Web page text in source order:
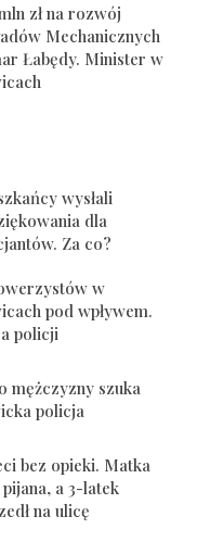
zł na rozwój
Mechanicznych
Łabędy. Minister w
wysłali
dla
Za co?
w
pod wpływem.
policji
mężczyzny szuka
policja
bez opieki. Matka
pijana, a 3-latek
na ulicę